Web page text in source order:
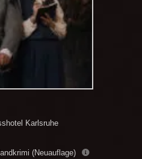
Karlsruhe
(Neuauflage)